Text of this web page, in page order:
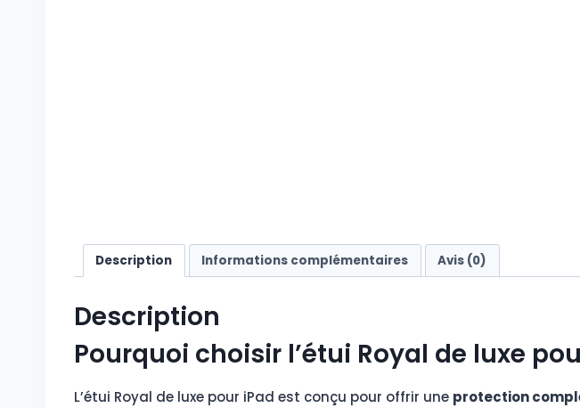
Description Informations complémentaires Avis (0)
Description
Pourquoi choisir l’étui Royal de luxe
L’étui Royal de luxe pour iPad est conçu pour offrir une protection